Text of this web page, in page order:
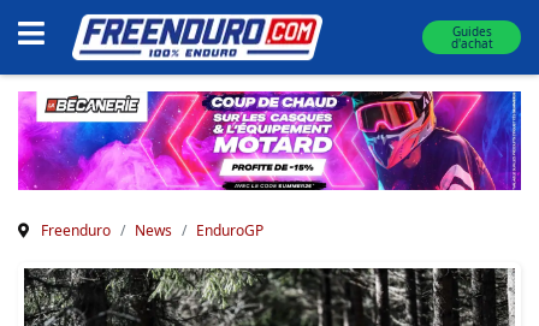
Guides
d'achat
Freenduro News EnduroGP